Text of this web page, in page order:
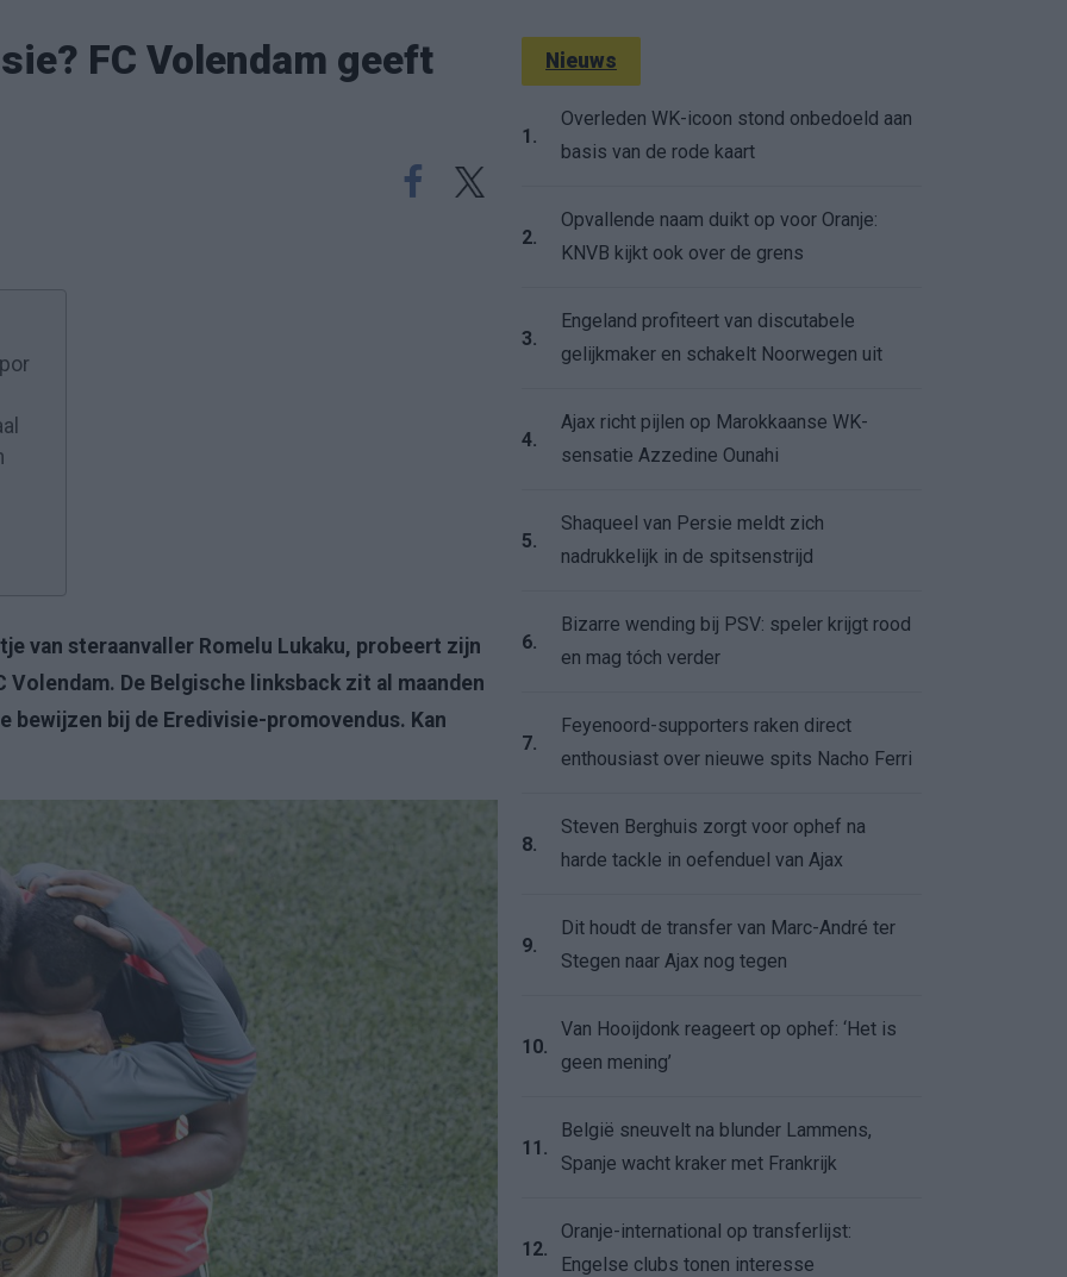
FC Volendam geeft
van steraanvaller Romelu Lukaku, probeert zijn
De Belgische linksback zit al maanden
bewijzen bij de Eredivisie-promovendus. Kan
Nieuws
1.
Overleden WK-icoon stond onbedoeld aan
basis van de rode kaart
2.
Opvallende naam duikt op voor Oranje:
KNVB kijkt ook over de grens
3.
Engeland profiteert van discutabele
gelijkmaker en schakelt Noorwegen uit
4.
Ajax richt pijlen op Marokkaanse WK-
sensatie Azzedine Ounahi
5.
Shaqueel van Persie meldt zich
nadrukkelijk in de spitsenstrijd
6.
Bizarre wending bij PSV: speler krijgt rood
en mag tóch verder
7.
Feyenoord-supporters raken direct
enthousiast over nieuwe spits Nacho Ferri
8.
Steven Berghuis zorgt voor ophef na
harde tackle in oefenduel van Ajax
9.
Dit houdt de transfer van Marc-André ter
Stegen naar Ajax nog tegen
10.
Van Hooijdonk reageert op ophef: ‘Het is
geen mening’
11.
België sneuvelt na blunder Lammens,
Spanje wacht kraker met Frankrijk
12.
Oranje-international op transferlijst:
Engelse clubs tonen interesse